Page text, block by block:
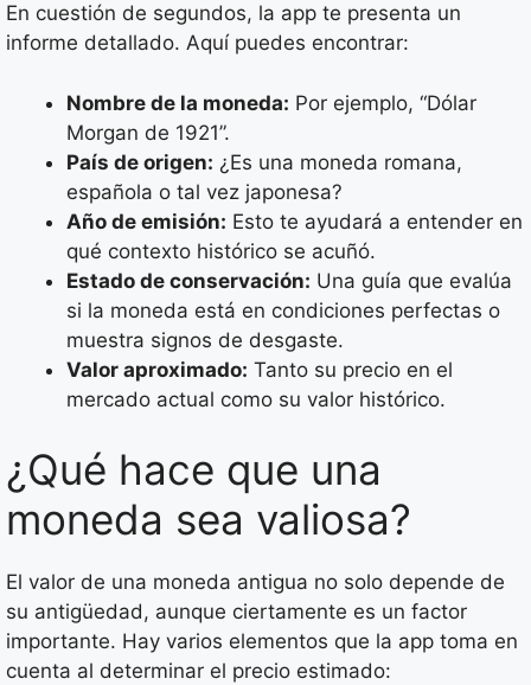
En cuestión de segundos, la app te presenta un
informe detallado. Aquí puedes encontrar:
Nombre de la moneda: Por ejemplo, “Dólar
Morgan de 1921”.
País de origen: ¿Es una moneda romana,
española o tal vez japonesa?
Año de emisión: Esto te ayudará a entender en
qué contexto histórico se acuñó.
Estado de conservación: Una guía que evalúa
si la moneda está en condiciones perfectas o
muestra signos de desgaste.
Valor aproximado: Tanto su precio en el
mercado actual como su valor histórico.
¿Qué hace que una
moneda sea valiosa?
El valor de una moneda antigua no solo depende de
su antigüedad, aunque ciertamente es un factor
importante. Hay varios elementos que la app toma en
cuenta al determinar el precio estimado: